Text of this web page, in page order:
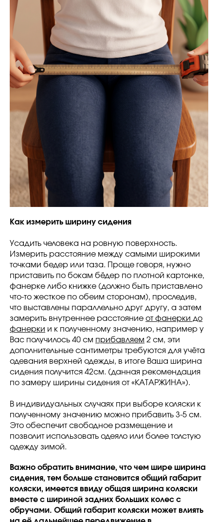
Как измерить ширину сидения
Усадить человека на ровную поверхность.
Измерить расстояние между самыми широкими
точками бедер или таза. Проще говоря, нужно
приставить по бокам бёдер по плотной картонке,
фанерке либо книжке (должно быть приставлено
что-то жесткое по обеим сторонам), проследив,
что выставлены параллельно друг другу, а затем
замерить внутреннее расстояние от фанерки до
фанерки и к полученному значению, например у
Вас получилось 40 см прибавляем 2 см, эти
дополнительные сантиметры требуются для учёта
одевания верхней одежды, в итоге Ваша ширина
сидения получится 42см. (данная рекомендация
по замеру ширины сидения от «КАТАРЖИНА»).
В индивидуальных случаях при выборе коляски к
полученному значению можно прибавить 3-5 см.
Это обеспечит свободное размещение и
позволит использовать одеяло или более толстую
одежду зимой.
Важно обратить внимание, что чем шире ширина
сидения, тем больше становится общий габарит
коляски, имеется ввиду общая ширина коляски
вместе с шириной задних больших колес с
обручами. Общий габарит коляски может влиять